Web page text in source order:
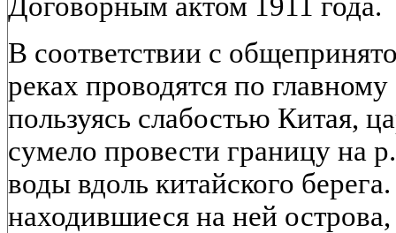
В соответствии с
реках проводятся по
пользуясь слабостью Китая,
сумело провести границу на
воды вдоль китайского
находившиеся на ней